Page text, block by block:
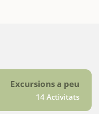
Excursions a peu
14 Activitats